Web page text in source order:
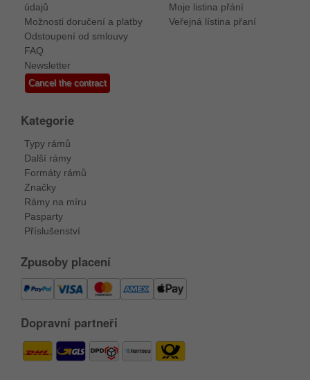
údajů
Možnosti doručení a platby
Odstoupení od smlouvy
FAQ
Newsletter
Cancel the contract
Moje listina přání
Veřejná lístina přaní
Kategorie
Typy rámů
Další rámy
Formáty rámů
Značky
Rámy na míru
Pasparty
Příslušenství
Zpusoby placení
Dopravní partneři